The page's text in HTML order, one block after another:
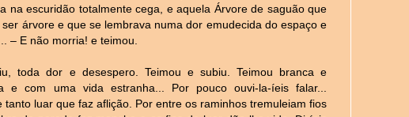
na escuridão totalmente cega, e aquela Árvore de saguão que
ser árvore e que se lembrava numa dor emudecida do espaço e
– E não morria! e teimou.
toda dor e desespero. Teimou e subiu. Teimou branca e
e com uma vida estranha... Por pouco ouvi-la-íeis falar...
tanto luar que faz aflição. Por entre os raminhos tremuleiam fios